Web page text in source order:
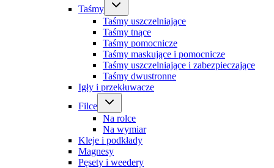
Taśmy
Taśmy uszczelniające
Taśmy tnące
Taśmy pomocnicze
Taśmy maskujące i pomocnicze
Taśmy uszczelniające i zabezpieczające
Taśmy dwustronne
Igły i przekłuwacze
Filce
Na rolce
Na wymiar
Kleje i podkłady
Magnesy
Pęsety i weedery